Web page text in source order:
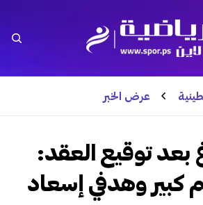
عرض الخبر
بعد توقيع العقد:
كبير وهدفي إسعاد